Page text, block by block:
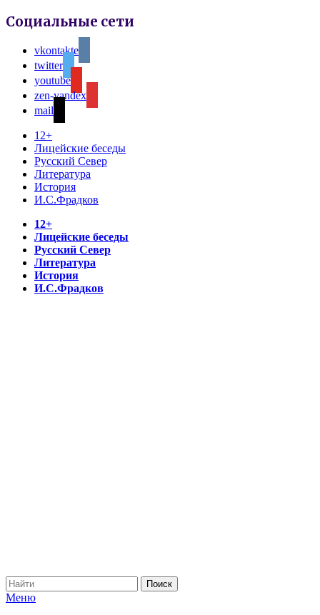
Социальные сети
vkontakte
twitter
youtube
zen-yandex
mail
12+
Лицейские беседы
Русский Север
Литература
История
И.С.Фрадков
12+
Лицейские беседы
Русский Север
Литература
История
И.С.Фрадков
Меню